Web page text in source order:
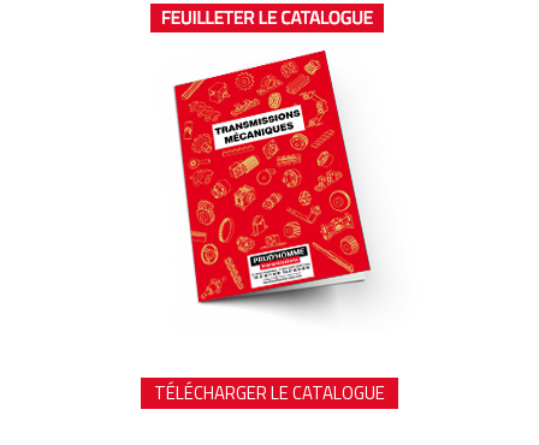
TÉLÉCHARGER LE CATALOGUE